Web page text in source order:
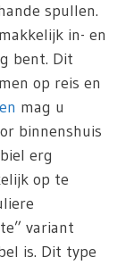
spullen.
in- en
bent. Dit
op reis en
mag u
binnenshuis
erg
op te
variant
is. Dit type